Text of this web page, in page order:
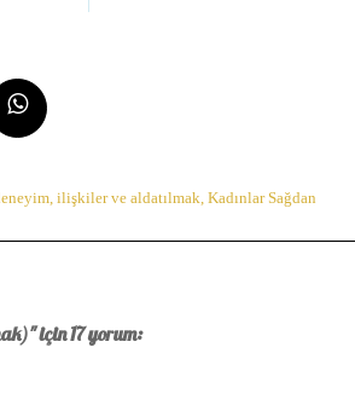
, ilişkiler ve aldatılmak, Kadınlar Sağdan
için 17 yorum: